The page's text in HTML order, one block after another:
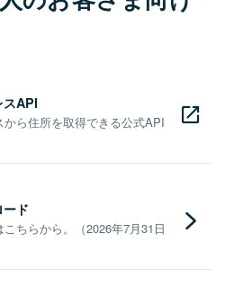
スAPI
ら住所を取得できる公式API
ド
ちらから。（2026年7月31日